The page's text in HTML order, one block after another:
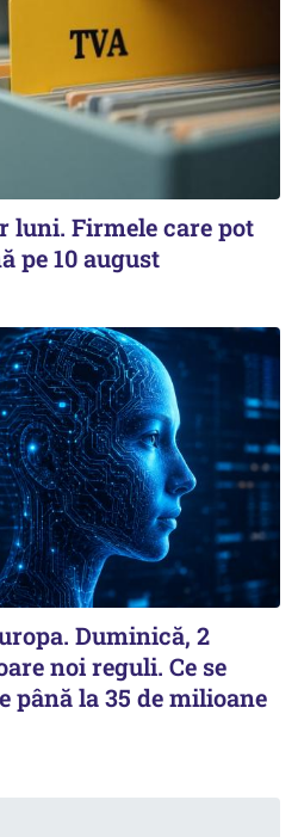
luni. Firmele care pot
pe 10 august
Duminică, 2
noi reguli. Ce se
până la 35 de milioane